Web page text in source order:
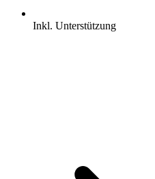
Inkl. Unterstützung